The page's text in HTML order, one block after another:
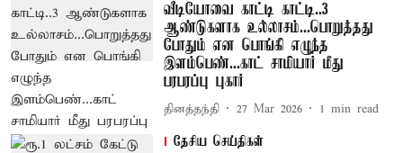
வீடியோவை காட்டி காட்டி..3
ஆண்டுகளாக உல்லாசம்...பொறுத்தது
போதும் என பொங்கி எழுந்த
இளம்பெண்...காட் சாமியார் மீது
பரபரப்பு புகார்
தினத்தந்தி 27 Mar 2026 1 min read
தேசிய செய்திகள்